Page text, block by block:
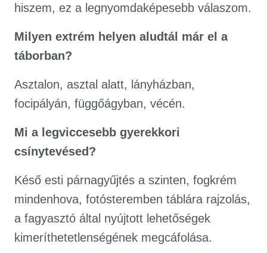
hiszem, ez a legnyomdaképesebb válaszom.
Milyen extrém helyen aludtál már el a
táborban?
Asztalon, asztal alatt, lányházban,
focipályán, függőágyban, vécén.
Mi a legviccesebb gyerekkori
csínytevésed?
Késő esti párnagyűjtés a szinten, fogkrém
mindenhova, fotósteremben táblára rajzolás,
a fagyasztó által nyújtott lehetőségek
kimeríthetetlenségének megcáfolása.